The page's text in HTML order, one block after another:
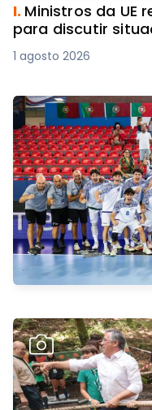
I. Ministros da UE
para discutir
1 agosto 2026